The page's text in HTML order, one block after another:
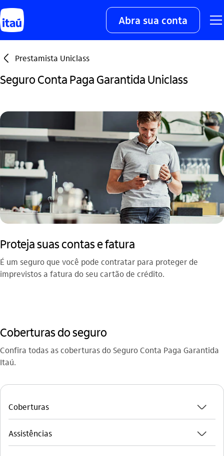
Abra sua conta
seta_esquerda Prestamista Uniclass
Seguro Conta Paga Garantida Uniclass
Proteja suas contas e fatura
É um seguro que você pode contratar para proteger de
imprevistos a fatura do seu cartão de crédito.
Coberturas do seguro
Confira todas as coberturas do Seguro Conta Paga Garantida
Itaú.
Coberturas seta_baixo
Assistências seta_baixo